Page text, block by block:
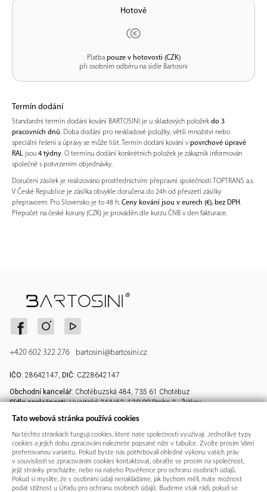
Hotově
Platba pouze v hotovosti (CZK)
při osobním odběru na sídle Bartosini
Termín dodání
Standardní termín dodání kování BARTOSINI je u skladových položek do 3
pracovních dnů. Doba dodání pro neskladové položky, větší množství nebo
speciální řešení a úpravy se může lišit. Termín dodání kování v povrchové úpravě
RAL jsou 4 týdny. O termínu dodání konkrétních položek je zákazník informován
společně s potvrzením objednávky.
Doručení zásilek je realizováno prostřednictvím přepravní společnosti TOPTRANS a.s.
V České Republice je zásilka obvykle doručena do 24h od převzetí zásilky
přepravcem. Pro Slovensko je to 48 h. Ceny kování jsou v eurech (€), bez DPH.
Přepočet na české koruny (CZK) je prováděn dle kurzu ČNB v den fakturace.
+420 602 322 276 bartosini@bartosini.cz
IČO: 28642147, DIČ: CZ28642147
Obchodní kancelář: Chotěbuzská 484, 735 61 Chotěbuz
Sídlo společnosti:Husitská 344/63, 130 00 Praha 3 - Žižkov
Vše o nákupu
Platba a doprava
Povrchové úpravy
Obchodní podmínky
Reklamační řád a záruka
Důležité informace
Kontakty
Profil společnosti Bartosini
Lakování dle vzorníku RAL
Obrábění profilů
Tato webová stránka používá cookies
Na těchto stránkách fungují cookies, které naše společnosti využívají. Jednotlivé typy
cookies a jejich dobu zpracování naleznete popsané níže v tabulce. Zvolte prosím Vámi
preferovanou variantu. Pokud byste nás potřebovali ohledně výkonu vašich práv
v souvislosti se zpracováním cookies kontaktovat, obraťte se prosím na společnost,
jejíž stránky procházíte, nebo na našeho Pověřence pro ochranu osobních údajů.
Pokud si myslíte, že s osobními údaji nenakládáme, jak bychom měli, máte možnost
podat stížnost u Úřadu pro ochranu osobních údajů. Budeme však rádi, pokud se